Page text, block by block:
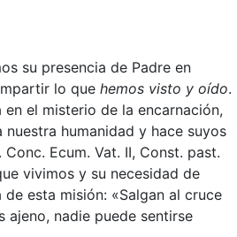
su presencia de Padre en
lo que hemos visto y oído.
el misterio de la encarnación,
humanidad y hace suyos
Ecum. Vat. II, Const. past.
vivimos y su necesidad de
esta misión: «Salgan al cruce
ajeno, nadie puede sentirse